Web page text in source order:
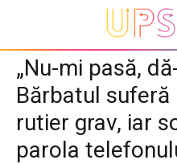
„Nu-mi pasă,
Bărbatul suferă
rutier grav, iar
parola